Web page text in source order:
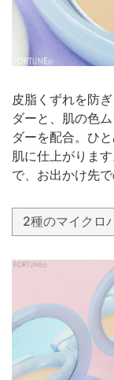
皮脂くずれを防
ダーと、肌の色
ダーを配合。ひ
肌に仕上がりま
で、お出かけ先
2種のマイクロ